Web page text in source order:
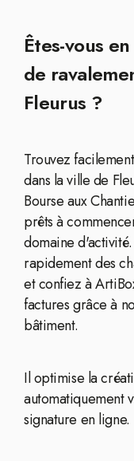
Êtes-vous
de
Fleurus ?
Trouvez
dans la ville de
Bourse aux
prêts à
domaine
rapidement des
et confiez à
factures grâce à
bâtiment.
Il optimise la
automatiquement
signature en ligne.